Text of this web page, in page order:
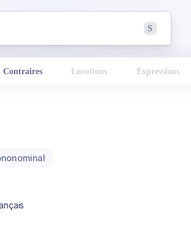
S
Contraires Locutions Expressions